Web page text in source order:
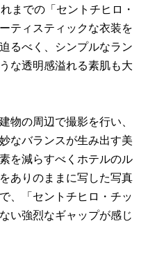
までの「セントチヒロ・
ティスティックな衣装を
るべく、シンプルなラン
な透明感溢れる素肌も大
物の周辺で撮影を行い、
なバランスが生み出す美
を減らすべくホテルのル
ありのままに写した写真
、「セントチヒロ・チッ
い強烈なギャップが感じ